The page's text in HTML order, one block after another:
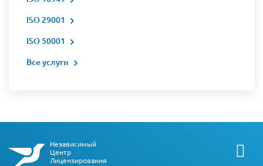
ISO 29001
ISO 50001
Все услуги
Независимый
Центр
Лицензирования